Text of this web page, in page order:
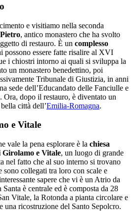
e visitiamo nella seconda
, antico monastero che ha svolto
di restauro. È un complesso
possono essere fatte risalire al XVI
i chiostri intorno ai quali si sviluppa la
un monastero benedettino, poi
Tribunale di Giustizia, in anni
sede dell’Educandato delle Fanciulle e
Ora, dopo il restauro, è diventato un
città dell’Emilia-Romagna.
e Vitale
vale la pena esplorare è la chiesa
Girolamo e Vitale, un luogo di grande
nel fatto che al suo interno si trovano
sono collegati tra loro con scale e
sapere che vi è un Atrio da
è centrale ed è composta da 28
Vitale, la Rotonda a pianta circolare e
una ricostruzione del Santo Sepolcro.